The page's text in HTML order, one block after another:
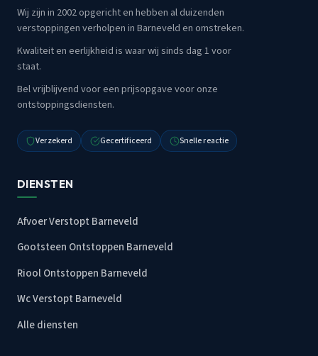
Wij zijn in 2002 opgericht en hebben al duizenden
verstoppingen verholpen in Barneveld en omstreken.
Kwaliteit en eerlijkheid is waar wij sinds dag 1 voor
staat.
Bel vrijblijvend voor een prijsopgave voor onze
ontstoppingsdiensten.
Verzekerd Gecertificeerd Snelle reactie
DIENSTEN
Afvoer Verstopt Barneveld
Gootsteen Ontstoppen Barneveld
Riool Ontstoppen Barneveld
Wc Verstopt Barneveld
Alle diensten